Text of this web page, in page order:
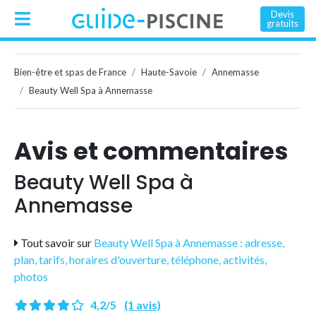
Devis
gratuits
Bien-être et spas de France Haute-Savoie
Annemasse
Beauty Well Spa à Annemasse
Avis et commentaires
Beauty Well Spa à
Annemasse
Tout savoir sur Beauty Well Spa à Annemasse : adresse,
plan, tarifs, horaires d'ouverture, téléphone, activités,
photos
4,2/5 (1 avis)